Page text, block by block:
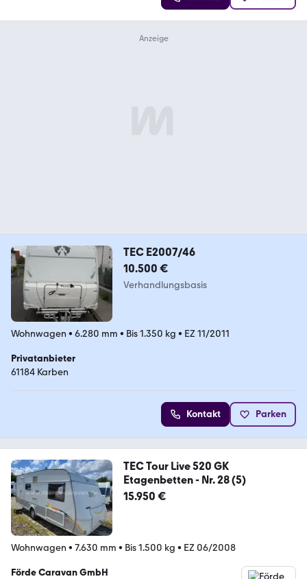
TEC E2007/46
10.500 €
Verhandlungsbasis
Wohnwagen • 6.280 mm • Bis 1.350 kg • EZ 11/2011
Privatanbieter
61184 Karben
Kontakt Parken
TEC Tour Live 520 GK
Etagenbetten - Nr. 28 (5)
15.950 €
Wohnwagen • 7.630 mm • Bis 1.500 kg • EZ 06/2008
Förde Caravan GmbH